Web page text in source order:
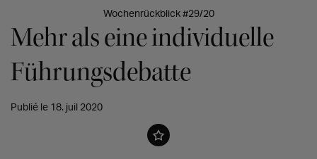
Wochenrückblick #29/20
Mehr als eine individuelle
Führungsdebatte
Publié le 18. juil 2020